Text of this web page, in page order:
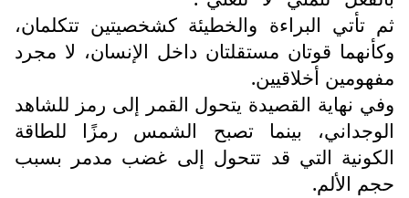
ثم تأتي البراءة والخطيئة كشخصيتين تتكلمان،
وكأنهما قوتان مستقلتان داخل الإنسان، لا مجرد
مفهومين أخلاقيين.
وفي نهاية القصيدة يتحول القمر إلى رمز للشاهد
الوجداني، بينما تصبح الشمس رمزًا للطاقة
الكونية التي قد تتحول إلى غضب مدمر بسبب
حجم الألم.